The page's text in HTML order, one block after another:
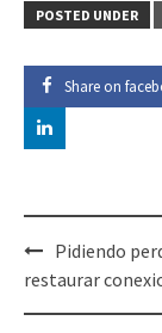
POSTED UNDER
Share on
Post
navigation
Pidiendo
restaurar